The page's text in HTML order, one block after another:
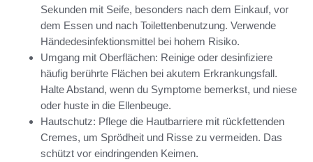
Sekunden mit Seife, besonders nach dem Einkauf, vor
dem Essen und nach Toilettenbenutzung. Verwende
Händedesinfektionsmittel bei hohem Risiko.
Umgang mit Oberflächen: Reinige oder desinfiziere
häufig berührte Flächen bei akutem Erkrankungsfall.
Halte Abstand, wenn du Symptome bemerkst, und niese
oder huste in die Ellenbeuge.
Hautschutz: Pflege die Hautbarriere mit rückfettenden
Cremes, um Sprödheit und Risse zu vermeiden. Das
schützt vor eindringenden Keimen.